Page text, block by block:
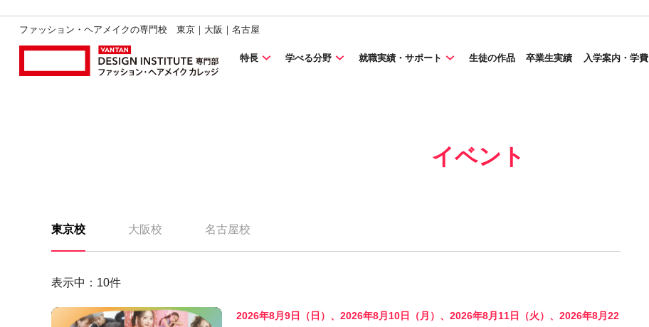
ファッション・ヘアメイクの専門校 東京｜大阪｜名古屋
特長 学べる分野 就職実績・サポート 生徒の作品 卒業生実績 入学案内・学費
イベント
東京校 大阪校 名古屋校
表示中： 10件
2026年8月9日（日）、2026年8月10日（月）、2026年8月11日（火）、2026年8月22